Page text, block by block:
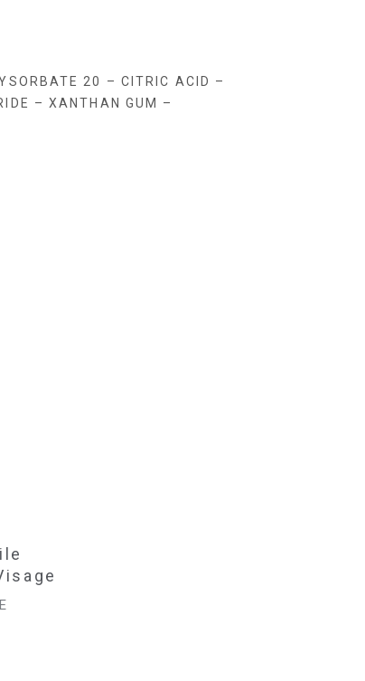
20 – CITRIC ACID –
– XANTHAN GUM –